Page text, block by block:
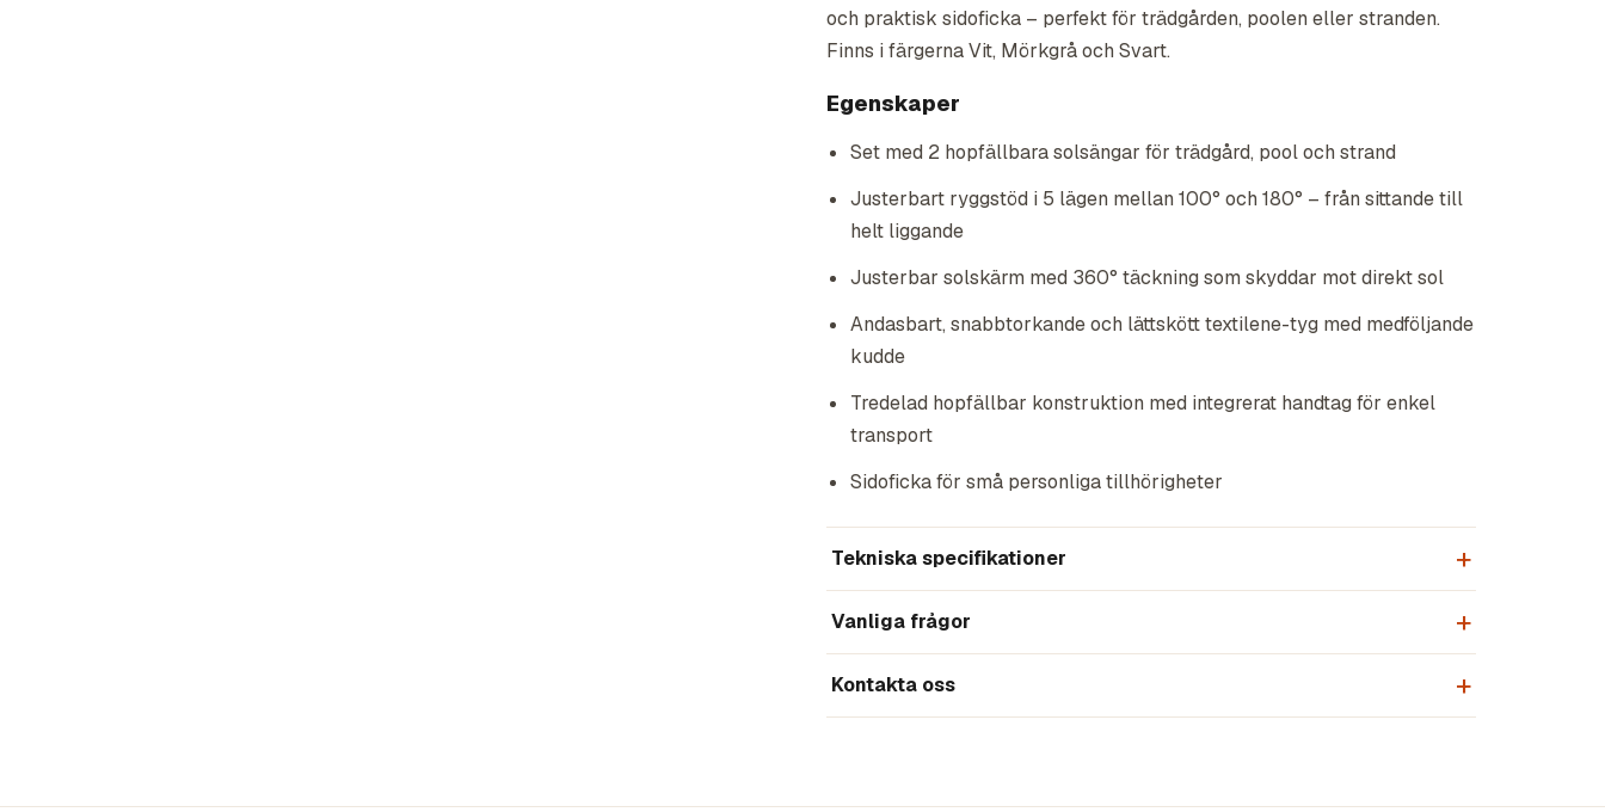
och praktisk sidoficka – perfekt för trädgården, poolen eller stranden.
Finns i färgerna Vit, Mörkgrå och Svart.
Egenskaper
Set med 2 hopfällbara solsängar för trädgård, pool och strand
Justerbart ryggstöd i 5 lägen mellan 100° och 180° – från sittande till
helt liggande
Justerbar solskärm med 360° täckning som skyddar mot direkt sol
Andasbart, snabbtorkande och lättskött textilene-tyg med medföljande
kudde
Tredelad hopfällbar konstruktion med integrerat handtag för enkel
transport
Sidoficka för små personliga tillhörigheter
Tekniska specifikationer
Vanliga frågor
Kontakta oss